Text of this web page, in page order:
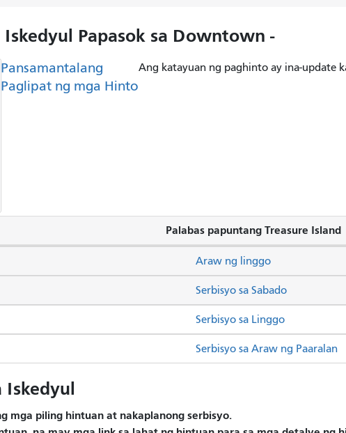
Papasok sa Downtown -
Pansamantalang
Paglipat ng mga Hinto
Ang katayuan ng paghinto ay ina-update
Palabas papuntang Treasure Island
Serbisyo sa Sabado
Serbisyo sa Linggo
Araw ng linggo
Serbisyo sa Araw ng Paaralan
Iskedyul
mga piling hintuan at nakaplanong serbisyo.